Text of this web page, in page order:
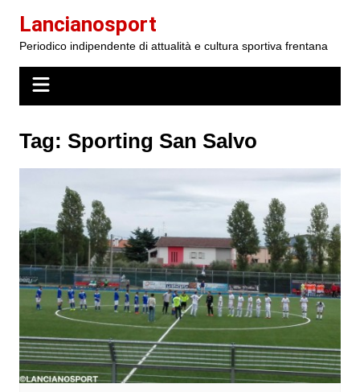
contenuto
Lancianosport
Periodico indipendente di attualità e cultura sportiva frentana
Tag: Sporting San Salvo